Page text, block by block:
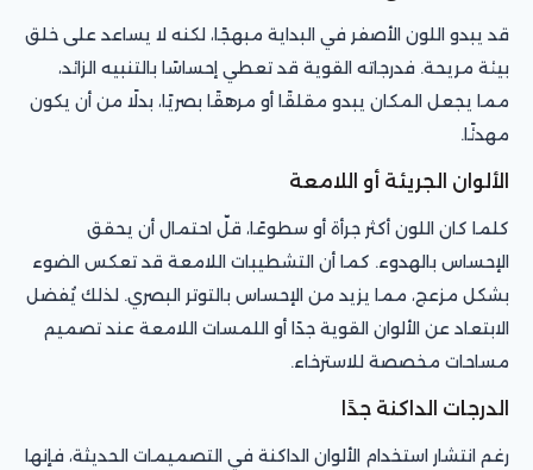
قد يبدو اللون الأصفر في البداية مبهجًا، لكنه لا يساعد على خلق
بيئة مريحة. فدرجاته القوية قد تعطي إحساسًا بالتنبيه الزائد،
مما يجعل المكان يبدو مقلقًا أو مرهقًا بصريًا، بدلًا من أن يكون
مهدئًا.
الألوان الجريئة أو اللامعة
كلما كان اللون أكثر جرأة أو سطوعًا، قلّ احتمال أن يحقق
الإحساس بالهدوء. كما أن التشطيبات اللامعة قد تعكس الضوء
بشكل مزعج، مما يزيد من الإحساس بالتوتر البصري. لذلك يُفضل
الابتعاد عن الألوان القوية جدًا أو اللمسات اللامعة عند تصميم
مساحات مخصصة للاسترخاء.
الدرجات الداكنة جدًا
رغم انتشار استخدام الألوان الداكنة في التصميمات الحديثة، فإنها